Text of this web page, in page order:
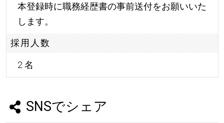
本登録時に職務経歴書の事前送付をお願いいた
します。
採用人数
2 名
SNSでシェア